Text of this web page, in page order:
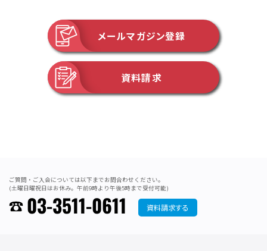
メールマガジン登録
資料請求
ご質問・ご入会については以下までお問合わせください。
(土曜日曜祝日はお休み。午前9時より午後5時まで受付可能)
03-3511-0611 資料請求する